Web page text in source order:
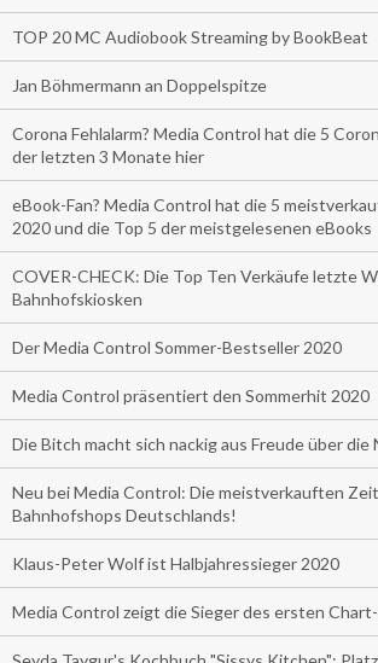
TOP 20 MC Audiobook Streaming by BookBeat
Jan Böhmermann an Doppelspitze
Corona Fehlalarm? Media Control hat die 5
der letzten 3 Monate hier
eBook-Fan? Media Control hat die 5
2020 und die Top 5 der meistgelesenen eBooks
COVER-CHECK: Die Top Ten Verkäufe letzte
Bahnhofskiosken
Der Media Control Sommer-Bestseller 2020
Media Control präsentiert den Sommerhit 2020
Die Bitch macht sich nackig aus Freude über die
Neu bei Media Control: Die meistverkauften
Bahnhofshops Deutschlands!
Klaus-Peter Wolf ist Halbjahressieger 2020
Media Control zeigt die Sieger des ersten